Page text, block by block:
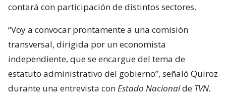
contará con participación de distintos sectores.
“Voy a convocar prontamente a una comisión
transversal, dirigida por un economista
independiente, que se encargue del tema de
estatuto administrativo del gobierno”, señaló Quiroz
durante una entrevista conEstado Nacionalde TVN.